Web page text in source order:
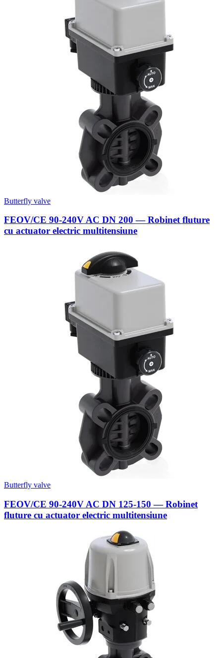
Butterfly valve
FEOV/CE 90-240V AC DN 200 — Robinet fluture
cu actuator electric multitensiune
Butterfly valve
FEOV/CE 90-240V AC DN 125-150 — Robinet
fluture cu actuator electric multitensiune